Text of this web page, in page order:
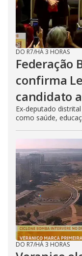
DO R7/HÁ 3 HORAS
Federação
confirma
candidato
Ex-deputado
como saúde,
DO R7/HÁ 3 HORAS